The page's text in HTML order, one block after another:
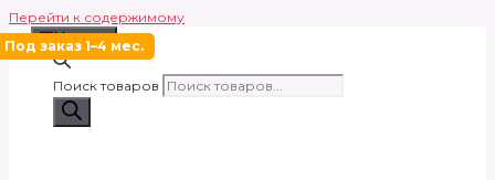
Перейти к содержимому
Меню
Поиск товаров
Под заказ 1–4 мес.